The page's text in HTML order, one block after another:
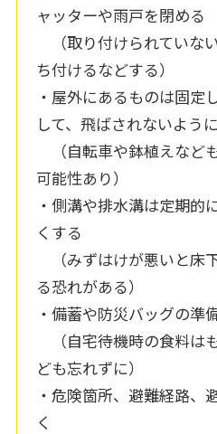
ャッターや雨戸を閉める
（取り付けられていな
ち付けるなどする）
・屋外にあるものは固定
して、飛ばされないよう
（自転車や鉢植えなど
可能性あり）
・側溝や排水溝は定期的
くする
（みずはけが悪いと床
る恐れがある）
・備蓄や防災バッグの準
（自宅待機時の食料は
ども忘れずに）
・危険箇所、避難経路、
く